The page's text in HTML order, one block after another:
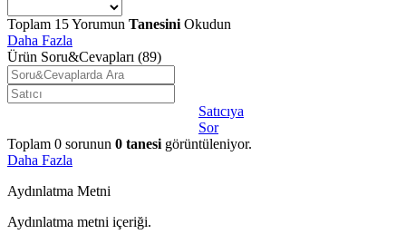
Toplam 15Yorumun Tanesini Okudun
Daha Fazla
Ürün Soru&Cevapları (89)
Satıcıya
Sor
Toplam 0 sorunun 0 tanesi görüntüleniyor.
Daha Fazla
Aydınlatma Metni
Aydınlatma metni içeriği.